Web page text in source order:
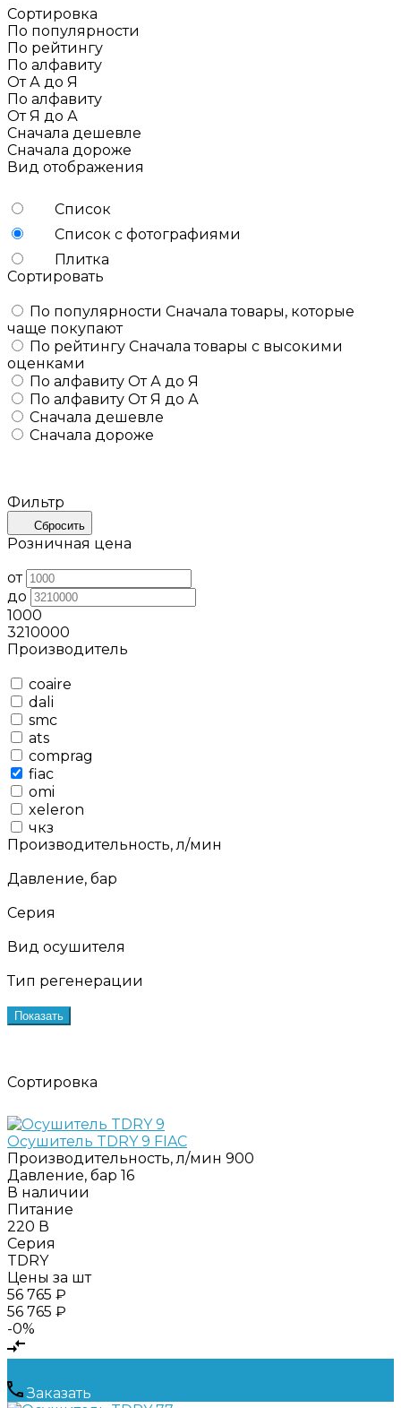
Сортировка
По популярности
По рейтингу
По алфавиту
От А до Я
По алфавиту
От Я до А
Сначала дешевле
Сначала дороже
Вид отображения
Список
Список с фотографиями
Плитка
Сортировать
По популярности Сначала товары, которые
чаще покупают
По рейтингу Сначала товары с высокими
оценками
По алфавиту От А до Я
По алфавиту От Я до А
Сначала дешевле
Сначала дороже
Фильтр
Сбросить
Розничная цена
от
до
1000
3210000
Производитель
coaire
dali
smc
ats
comprag
fiac
omi
xeleron
чкз
Производительность, л/мин
Давление, бар
Серия
Вид осушителя
Тип регенерации
Показать
Сортировка
Осушитель TDRY 9 FIAC
Производительность, л/мин 900
Давление, бар 16
В наличии
Питание
220 В
Серия
TDRY
Цены за шт
56 765 ₽
56 765 ₽
-0%
Заказать